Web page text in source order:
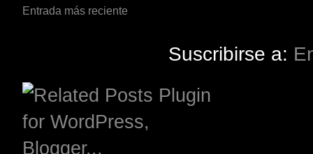
Entrada más reciente
Suscribirse a: